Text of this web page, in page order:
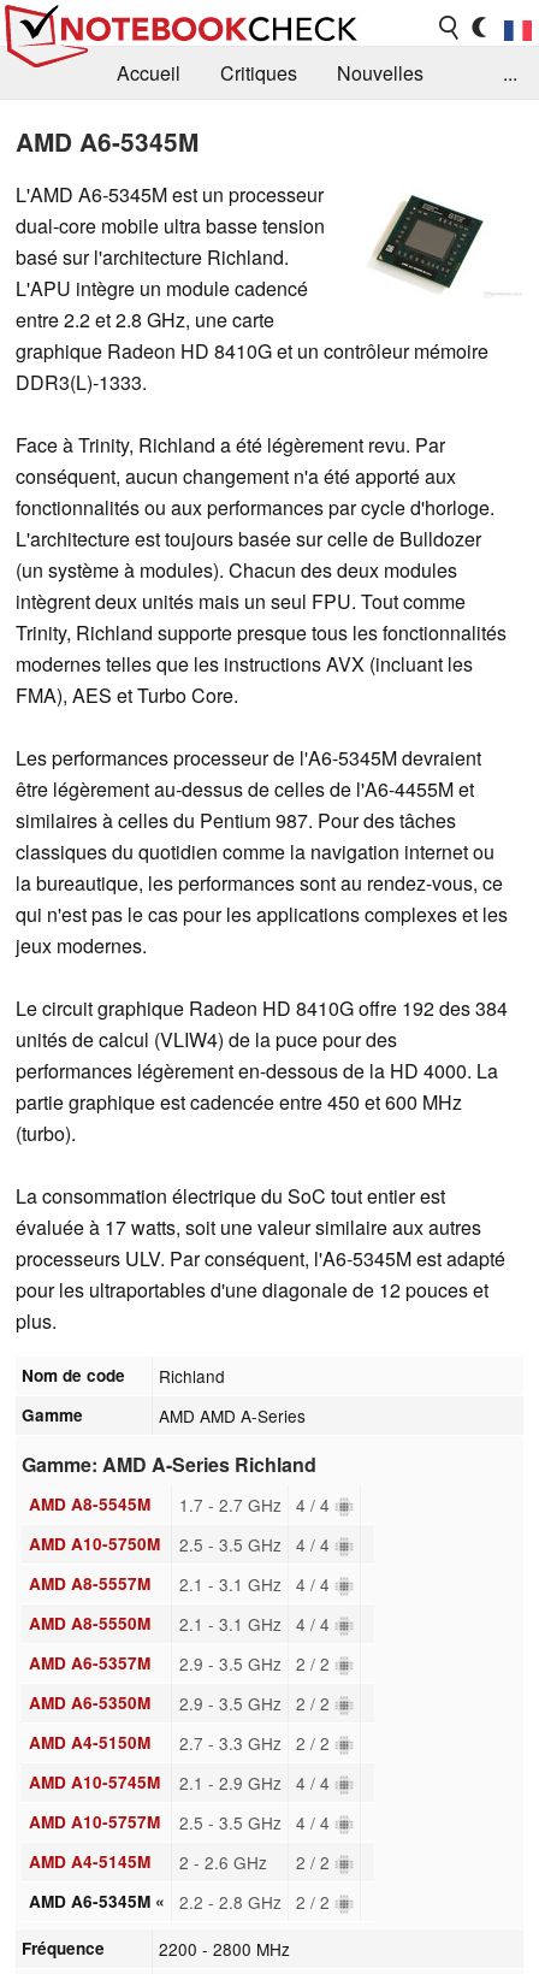
Accueil Critiques
Nouvelles
...
AMD A6-5345M
L'AMD A6-5345M est un processeur
dual-core mobile ultra basse tension
basé sur l'architecture Richland.
L'APU intègre un module cadencé
entre 2.2 et 2.8 GHz, une carte
graphique Radeon HD 8410G et un contrôleur mémoire
DDR3(L)-1333.
Face à Trinity, Richland a été légèrement revu. Par
conséquent, aucun changement n'a été apporté aux
fonctionnalités ou aux performances par cycle d'horloge.
L'architecture est toujours basée sur celle de Bulldozer
(un système à modules). Chacun des deux modules
intègrent deux unités mais un seul FPU. Tout comme
Trinity, Richland supporte presque tous les fonctionnalités
modernes telles que les instructions AVX (incluant les
FMA), AES et Turbo Core.
Les performances processeur de l'A6-5345M devraient
être légèrement au-dessus de celles de l'A6-4455M et
similaires à celles du Pentium 987. Pour des tâches
classiques du quotidien comme la navigation internet ou
la bureautique, les performances sont au rendez-vous, ce
qui n'est pas le cas pour les applications complexes et les
jeux modernes.
Le circuit graphique Radeon HD 8410G offre 192 des 384
unités de calcul (VLIW4) de la puce pour des
performances légèrement en-dessous de la HD 4000. La
partie graphique est cadencée entre 450 et 600 MHz
(turbo).
La consommation électrique du SoC tout entier est
évaluée à 17 watts, soit une valeur similaire aux autres
processeurs ULV. Par conséquent, l'A6-5345M est adapté
pour les ultraportables d'une diagonale de 12 pouces et
plus.
Nom de code Richland
Gamme AMD AMD A-Series
Gamme: AMD A-Series Richland
AMD A8-5545M 1.7 - 2.7 GHz 4 / 4
AMD A10-5750M 2.5 - 3.5 GHz 4 / 4
AMD A8-5557M 2.1 - 3.1 GHz 4 / 4
AMD A8-5550M 2.1 - 3.1 GHz 4 / 4
AMD A6-5357M 2.9 - 3.5 GHz 2 / 2
AMD A6-5350M 2.9 - 3.5 GHz 2 / 2
AMD A4-5150M 2.7 - 3.3 GHz 2 / 2
AMD A10-5745M 2.1 - 2.9 GHz 4 / 4
AMD A10-5757M 2.5 - 3.5 GHz 4 / 4
AMD A4-5145M 2 - 2.6 GHz 2 / 2
AMD A6-5345M « 2.2 - 2.8 GHz 2 / 2
Fréquence 2200 - 2800 MHz